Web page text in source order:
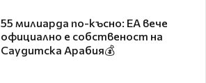
55 милиарда по-късно: EA вече
официално е собственост на
Саудитска Арабия💰